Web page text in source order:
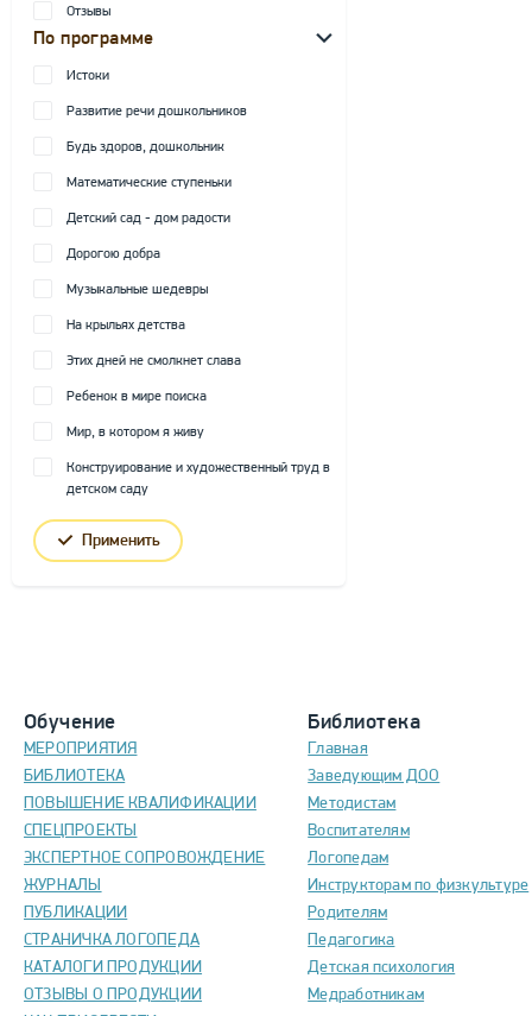
Отзывы
По программе
Истоки
Развитие речи дошкольников
Будь здоров, дошкольник
Математические ступеньки
Детский сад - дом радости
Дорогою добра
Музыкальные шедевры
На крыльях детства
Этих дней не смолкнет слава
Ребенок в мире поиска
Мир, в котором я живу
Конструирование и художественный труд в
детском саду
Применить
Обучение
МЕРОПРИЯТИЯ
БИБЛИОТЕКА
ПОВЫШЕНИЕ КВАЛИФИКАЦИИ
СПЕЦПРОЕКТЫ
ЭКСПЕРТНОЕ СОПРОВОЖДЕНИЕ
ЖУРНАЛЫ
ПУБЛИКАЦИИ
СТРАНИЧКА ЛОГОПЕДА
КАТАЛОГИ ПРОДУКЦИИ
ОТЗЫВЫ О ПРОДУКЦИИ
Библиотека
Главная
Заведующим ДОО
Методистам
Воспитателям
Логопедам
Инструкторам по физкультуре
Родителям
Педагогика
Детская психология
Медработникам